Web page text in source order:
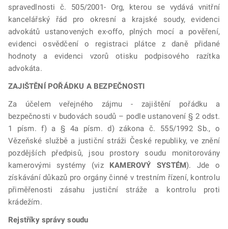
spravedlnosti č. 505/2001- Org, kterou se vydává vnitřní
kancelářský řád pro okresní a krajské soudy, evidenci
advokátů ustanovených ex-offo, plných mocí a pověření,
evidenci osvědčení o registraci plátce z daně přidané
hodnoty a evidenci vzorů otisku podpisového razítka
advokáta.
ZAJIŠTĚNÍ POŘÁDKU A BEZPEČNOSTI
Za účelem veřejného zájmu - zajištění pořádku a
bezpečnosti v budovách soudů – podle ustanovení § 2 odst.
1 písm. f) a § 4a písm. d) zákona č. 555/1992 Sb., o
Vězeňské službě a justiční stráži České republiky, ve znění
pozdějších předpisů, jsou prostory soudu monitorovány
kamerovými systémy (viz KAMEROVÝ SYSTÉM). Jde o
získávání důkazů pro orgány činné v trestním řízení, kontrolu
přiměřenosti zásahu justiční stráže a kontrolu proti
krádežím.
Rejstříky správy soudu